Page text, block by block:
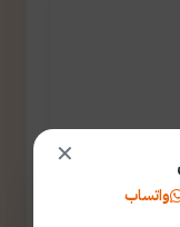
✕
واتساب